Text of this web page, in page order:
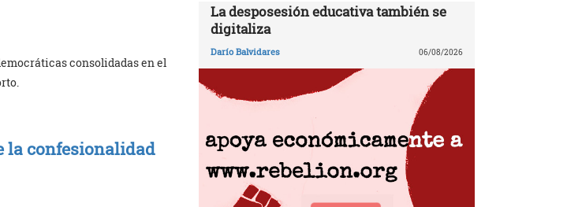
consolidadas en el
la confesionalidad
La desposesión educativa también se
digitaliza
Darío Balvidares 06/08/2026